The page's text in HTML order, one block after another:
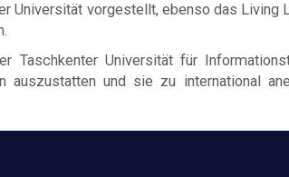
Universität vorgestellt, ebenso das Living
Universität für
und sie zu international